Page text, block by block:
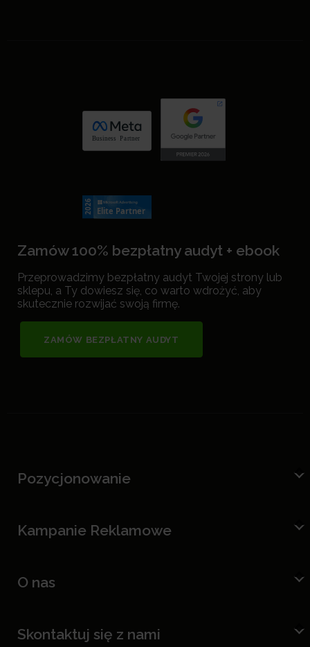
Zamów 100% bezpłatny audyt + ebook
Przeprowadzimy bezpłatny audyt Twojej strony lub
sklepu, a Ty dowiesz się, co warto wdrożyć, aby
skutecznie rozwijać swoją firmę.
ZAMÓW BEZPŁATNY AUDYT
Pozycjonowanie
Kampanie Reklamowe
O nas
Skontaktuj się z nami